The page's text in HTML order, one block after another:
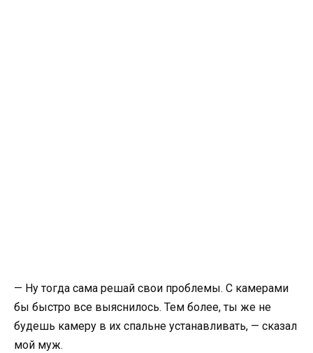
— Ну тогда сама решай свои проблемы. С камерами
бы быстро все выяснилось. Тем более, ты же не
будешь камеру в их спальне устанавливать, — сказал
мой муж.